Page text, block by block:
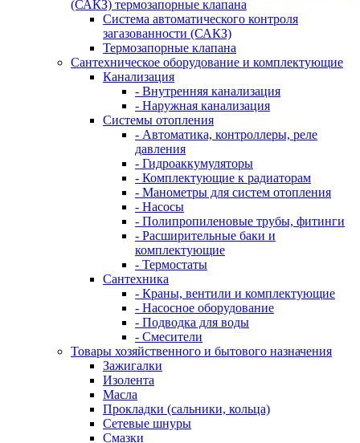
(САКЗ) термозапорные клапана
Система автоматического контроля
загазованности (САКЗ)
Термозапорные клапана
Сантехническое оборудование и комплектующие
Канализация
- Внутренняя канализация
- Наружная канализация
Системы отопления
- Автоматика, контроллеры, реле
давления
- Гидроаккумуляторы
- Комплектующие к радиаторам
- Манометры для систем отопления
- Насосы
- Полипропиленовые трубы, фитинги
- Расширительные баки и
комплектующие
- Термостаты
Сантехника
- Краны, вентили и комплектующие
- Насосное оборудование
- Подводка для воды
- Смесители
Товары хозяйственного и бытового назначения
Зажигалки
Изолента
Масла
Прокладки (сальники, кольца)
Сетевые шнуры
Смазки